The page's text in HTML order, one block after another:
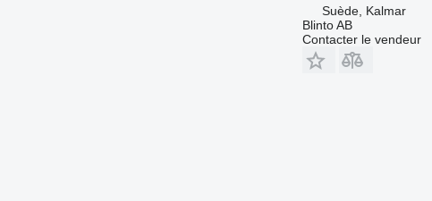
Suède, Kalmar
Blinto AB
Contacter le vendeur